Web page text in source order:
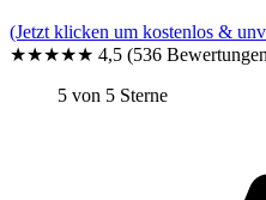
(Jetzt klicken um kostenlos &
★★★★★ 4,5 (536
5 von 5 Sterne